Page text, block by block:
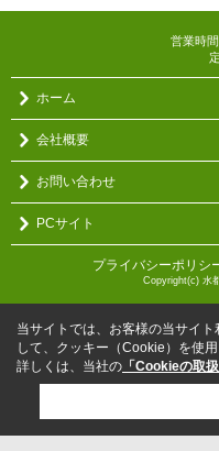
営業時
ホーム
会社概要
お問い合わせ
PCサイト
プライバシーポリシ
Copyright(c) 水
当サイトでは、お客様の当サイ
して、クッキー（Cookie）を使用
詳しくは、当社の 「Cookieの取